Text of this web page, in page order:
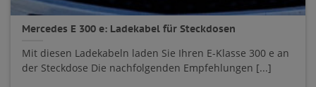
Mercedes E 300 e: Ladekabel für Steckdosen
Mit diesen Ladekabeln laden Sie Ihren E-Klasse 300 e an
der Steckdose Die nachfolgenden Empfehlungen [...]